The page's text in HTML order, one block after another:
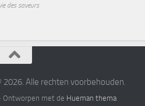
des saveurs
2026. Alle rechten voorbehouden.
met de Hueman thema